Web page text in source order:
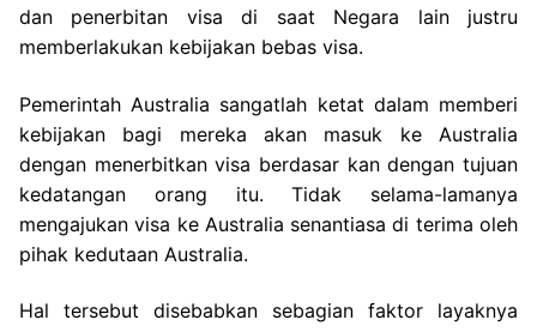
dan penerbitan visa di saat Negara lain justru
memberlakukan kebijakan bebas visa.
Pemerintah Australia sangatlah ketat dalam memberi
kebijakan bagi mereka akan masuk ke Australia
dengan menerbitkan visa berdasar kan dengan tujuan
kedatangan orang itu. Tidak selama-lamanya
mengajukan visa ke Australia senantiasa di terima oleh
pihak kedutaan Australia.
Hal tersebut disebabkan sebagian faktor layaknya